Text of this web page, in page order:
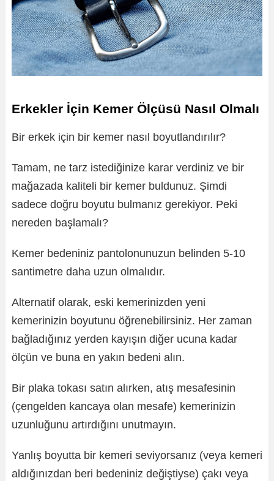
Erkekler İçin Kemer Ölçüsü Nasıl Olmalı
Bir erkek için bir kemer nasıl boyutlandırılır?
Tamam, ne tarz istediğinize karar verdiniz ve bir
mağazada kaliteli bir kemer buldunuz. Şimdi
sadece doğru boyutu bulmanız gerekiyor. Peki
nereden başlamalı?
Kemer bedeniniz pantolonunuzun belinden 5-10
santimetre daha uzun olmalıdır.
Alternatif olarak, eski kemerinizden yeni
kemerinizin boyutunu öğrenebilirsiniz. Her zaman
bağladığınız yerden kayışın diğer ucuna kadar
ölçün ve buna en yakın bedeni alın.
Bir plaka tokası satın alırken, atış mesafesinin
(çengelden kancaya olan mesafe) kemerinizin
uzunluğunu artırdığını unutmayın.
Yanlış boyutta bir kemeri seviyorsanız (veya kemeri
aldığınızdan beri bedeniniz değiştiyse) çakı veya